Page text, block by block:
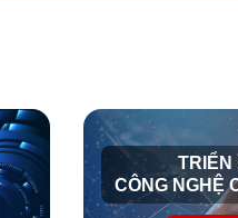
TRIỂN
CÔNG NGHỆ